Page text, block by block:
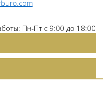
Пн-Пт с 9:00 до 18:00